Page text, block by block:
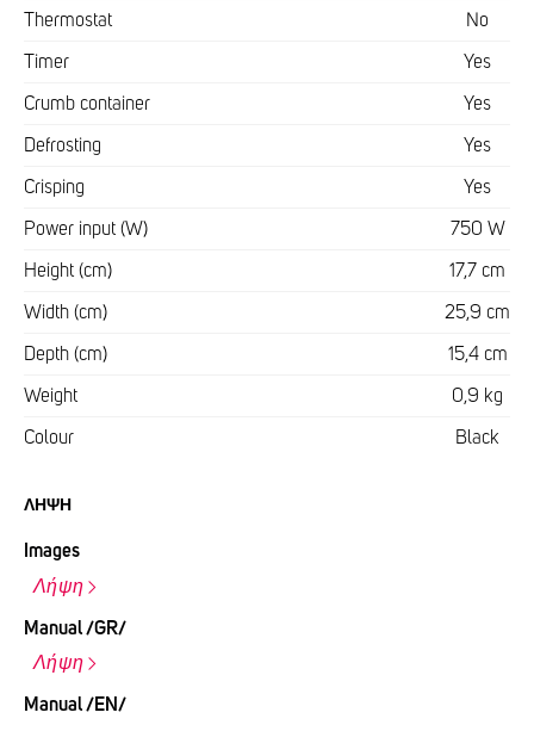
Thermostat No
Timer Yes
Crumb container Yes
Defrosting Yes
Crisping Yes
Power input (W) 750 W
Height (cm) 17,7 cm
Width (cm) 25,9 cm
Depth (cm) 15,4 cm
Weight 0,9 kg
Colour Black
ΛΉΨΗ
Images
Λήψη
Manual /GR/
Λήψη
Manual /EN/